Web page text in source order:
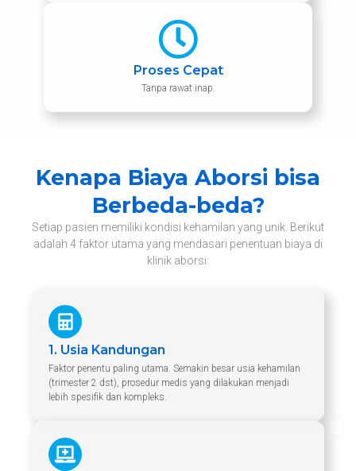
Proses Cepat
Tanpa rawat inap.
Kenapa Biaya Aborsi bisa
Berbeda-beda?
Setiap pasien memiliki kondisi kehamilan yang unik. Berikut
adalah 4 faktor utama yang mendasari penentuan biaya di
klinik aborsi:
1. Usia Kandungan
Faktor penentu paling utama. Semakin besar usia kehamilan
(trimester 2 dst), prosedur medis yang dilakukan menjadi
lebih spesifik dan kompleks.